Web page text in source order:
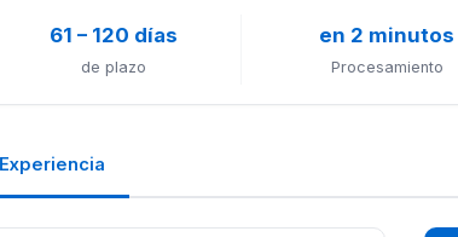
61 – 120 días
de plazo
en 2 minutos
Procesamiento
Experiencia